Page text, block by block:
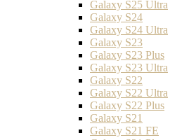
Galaxy S25 Ultra
Galaxy S24
Galaxy S24 Ultra
Galaxy S23
Galaxy S23 Plus
Galaxy S23 Ultra
Galaxy S22
Galaxy S22 Ultra
Galaxy S22 Plus
Galaxy S21
Galaxy S21 FE